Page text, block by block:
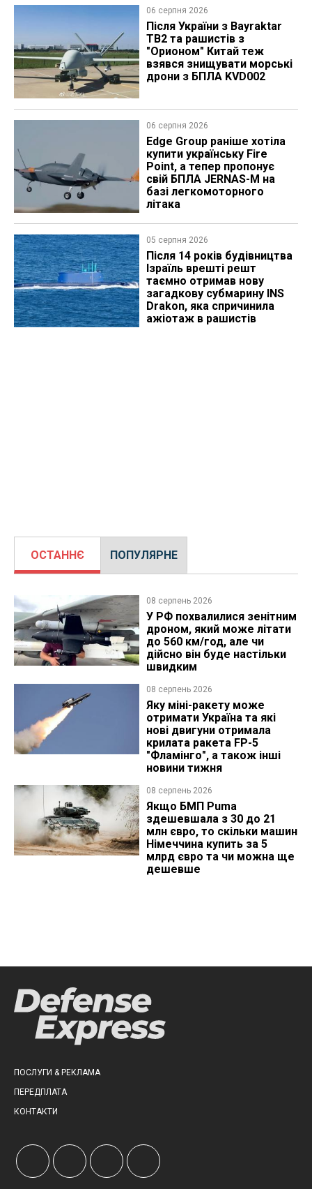
06 серпня 2026
Після України з Bayraktar
TB2 та рашистів з
"Орионом" Китай теж
взявся знищувати морські
дрони з БПЛА KVD002
06 серпня 2026
Edge Group раніше хотіла
купити українську Fire
Point, а тепер пропонує
свій БПЛА JERNAS-M на
базі легкомоторного
літака
05 серпня 2026
Після 14 років будівництва
Ізраїль врешті решт
таємно отримав нову
загадкову субмарину INS
Drakon, яка спричинила
ажіотаж в рашистів
ОСТАННЄ ПОПУЛЯРНЕ
08 серпень 2026
У РФ похвалилися зенітним
дроном, який може літати
до 560 км/год, але чи
дійсно він буде настільки
швидким
08 серпень 2026
Яку міні-ракету може
отримати Україна та які
нові двигуни отримала
крилата ракета FP-5
"Фламінго", а також інші
новини тижня
08 серпень 2026
Якщо БМП Puma
здешевшала з 30 до 21
млн євро, то скільки машин
Німеччина купить за 5
млрд євро та чи можна ще
дешевше
ПОСЛУГИ & РЕКЛАМА
ПЕРЕДПЛАТА
КОНТАКТИ